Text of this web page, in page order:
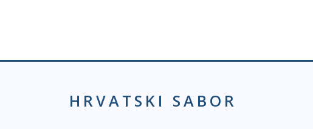
HRVATSKI SABOR